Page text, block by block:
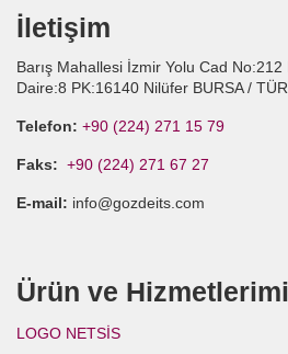
İletişim
Barış Mahallesi İzmir Yolu Cad
Daire:8 PK:16140 Nilüfer BURSA /
Telefon: +90 (224) 271 15 79
Faks: +90 (224) 271 67 27
E-mail: info@gozdeits.com
Ürün ve
LOGO NETSİS